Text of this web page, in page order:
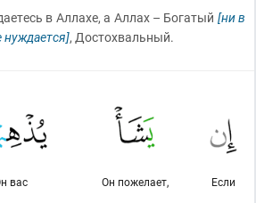
в Аллахе, а Аллах – Богатый [ни в
нуждается], Достохвальный.
Если
Он пожелает,
вас